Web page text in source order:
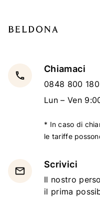
local_phone
Chiamaci
0848 800 180
Lun – Ven
* In caso di
le tariffe
email
Scrivici
Il nostro
il prima